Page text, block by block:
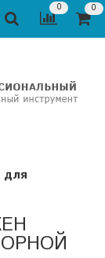
0 0
для